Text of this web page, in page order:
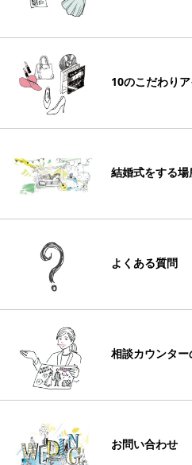
10のこだわり
結婚式をする場
よくある質問
相談カウンタ
お問い合わせ